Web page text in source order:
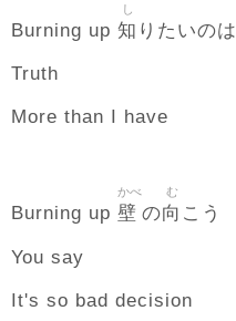
Burning up 知
し
りたいのは
Truth
More than I have
Burning up 壁
かべ
の向
む
こう
You say
It's so bad decision